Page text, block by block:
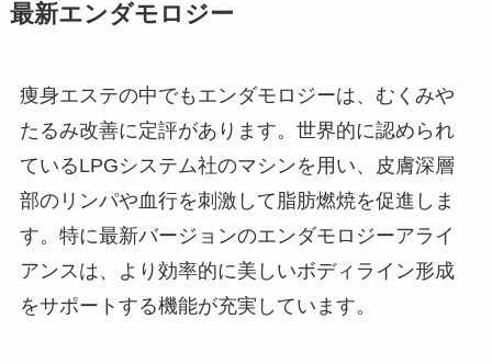
最新エンダモロジー
痩身エステの中でもエンダモロジーは、むくみや
たるみ改善に定評があります。世界的に認められ
ているLPGシステム社のマシンを用い、皮膚深層
部のリンパや血行を刺激して脂肪燃焼を促進しま
す。特に最新バージョンのエンダモロジーアライ
アンスは、より効率的に美しいボディライン形成
をサポートする機能が充実しています。